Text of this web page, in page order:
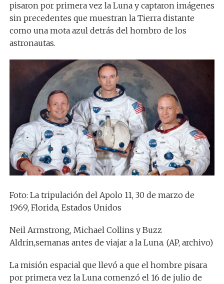
pisaron por primera vez la Luna y captaron imágenes
sin precedentes que muestran la Tierra distante
como una mota azul detrás del hombro de los
astronautas.
Foto: La tripulación del Apolo 11, 30 de marzo de
1969, Florida, Estados Unidos
Neil Armstrong, Michael Collins y Buzz
Aldrin,semanas antes de viajar a la Luna. (AP, archivo)
La misión espacial que llevó a que el hombre pisara
por primera vez la Luna comenzó el 16 de julio de